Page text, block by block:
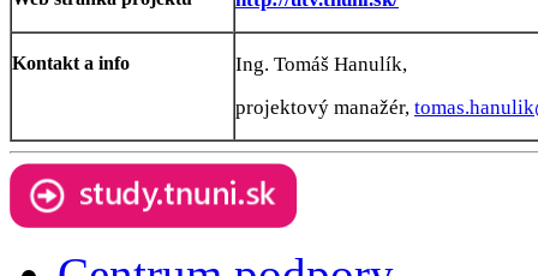
Kontakt a info
Ing. Tomáš Hanulík,
projektový manažér,